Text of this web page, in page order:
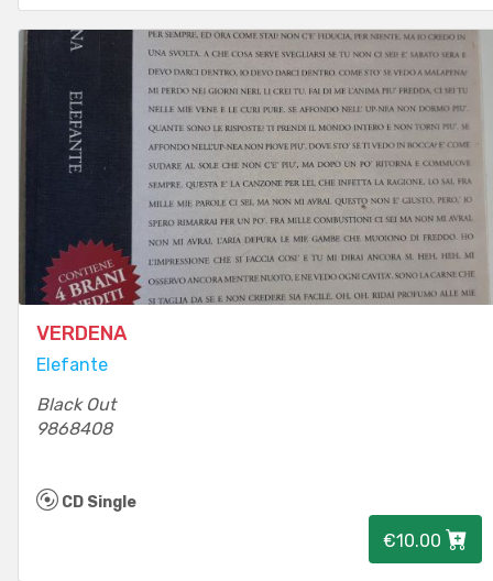
VERDENA
Elefante
Black Out
9868408
CD Single
€10.00